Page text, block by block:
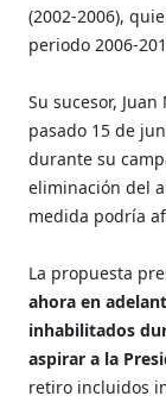
(2002-2006),
periodo 2006-
Su sucesor,
pasado 15 de
durante su
eliminación del
medida podría
La propuesta
ahora en
inhabilitados
aspirar a la
retiro incluidos